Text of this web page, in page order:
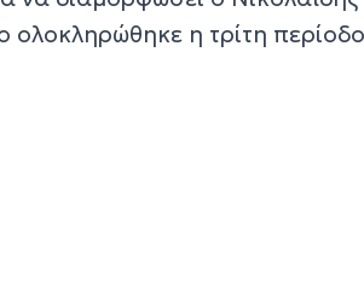
ολοκληρώθηκε η τρίτη